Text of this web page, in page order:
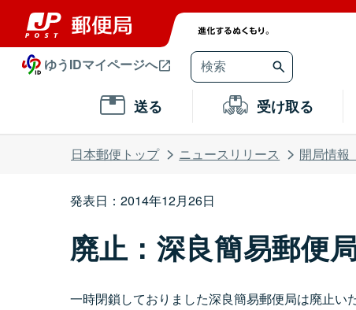
ゆうIDマイページへ
送る 受け取る
日本郵便トップ ニュースリリース 開局情報
発表日：2014年12月26日
廃止：深良簡易郵便
一時閉鎖しておりました深良簡易郵便局は廃止い